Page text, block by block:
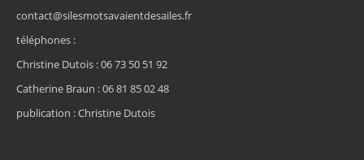
contact@silesmotsavaientdesailes.fr
téléphones :
Christine Dutois : 06 73 50 51 92
Catherine Braun : 06 81 85 02 48
publication : Christine Dutois